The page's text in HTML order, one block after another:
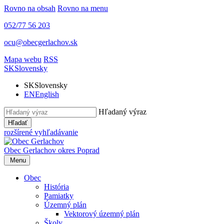
Rovno na obsah Rovno na menu
052/77 56 203
ocu@obecgerlachov.sk
Mapa webu RSS
SKSlovensky
SKSlovensky
ENEnglish
Hľadaný výraz
Hľadať
rozšírené vyhľadávanie
Obec Gerlachov okres Poprad
Menu
Obec
História
Pamiatky
Územný plán
Vektorový územný plán